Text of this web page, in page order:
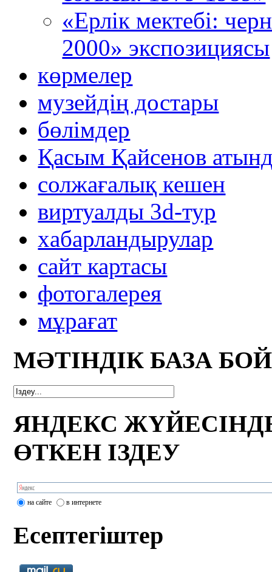
«Ерлік мектебі:
2000» экспозициясы
көрмелер
музейдің достары
бөлімдер
Қасым Қайсенов
солжағалық кешен
виртуалды 3d-тур
xабарландырулар
сайт картасы
фотогалерея
мұрағат
МӘТІНДІК БАЗА
ЯНДЕКС
ӨТКЕН ІЗДЕУ
на сайте в интернете
Есептегіштер